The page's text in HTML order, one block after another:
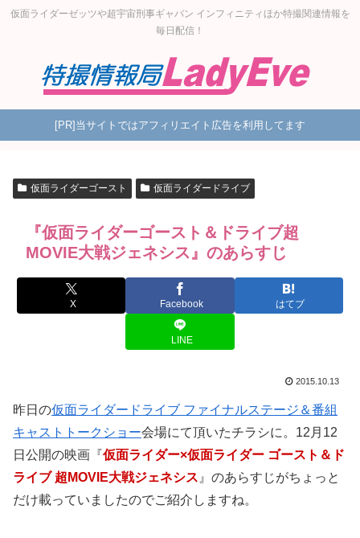
仮面ライダーゼッツや超宇宙刑事ギャバン インフィニティほか特撮関連情報を
毎日配信！
[PR]当サイトではアフィリエイト広告を利用してます
仮面ライダーゴースト 仮面ライダードライブ
『仮面ライダーゴースト＆ドライブ超
MOVIE大戦ジェネシス』のあらすじ
X Facebook はてブ
LINE
2015.10.13
昨日の仮面ライダードライブ ファイナルステージ＆番組
キャストトークショー会場にて頂いたチラシに。12月12
日公開の映画『仮面ライダー×仮面ライダー ゴースト＆ド
ライブ 超MOVIE大戦ジェネシス 』のあらすじがちょっと
だけ載っていましたのでご紹介しますね。